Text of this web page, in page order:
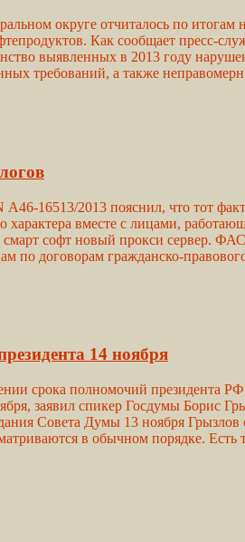
округе отчиталось по итогам
Как сообщает пресс-
выявленных в 2013 году
требований, а также
16513/2013 пояснил, что тот
вместе с лицами,
софт новый прокси сервер.
договорам гражданско-
14 ноября
срока полномочий президента
заявил спикер Госдумы Борис
Совета Думы 13 ноября Грызлов
в обычном порядке. Есть